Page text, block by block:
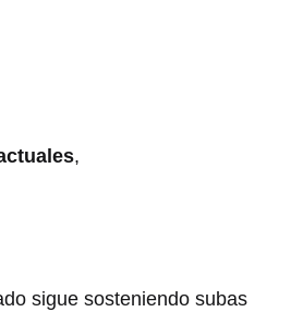
,
sigue sosteniendo subas